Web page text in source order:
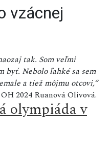
vzácnej
tak. Som veľmi
byť. Nebolo ľahké sa sem
a tiež môjmu otcovi,“
2024 Ruanová Olivová.
olympiáda v